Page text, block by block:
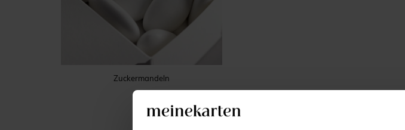
Zuckermandeln